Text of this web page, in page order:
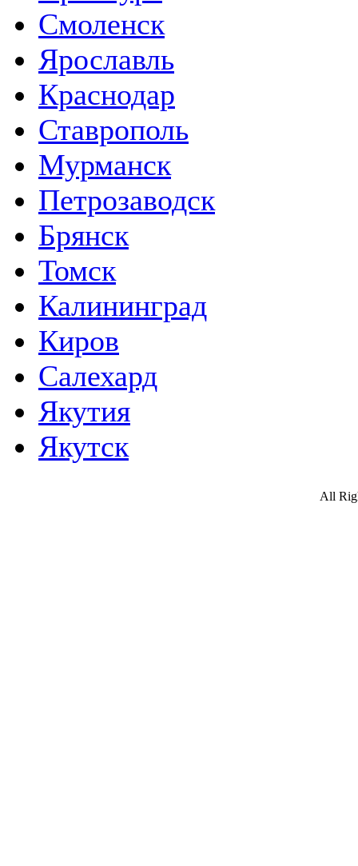
Смоленск
Ярославль
Краснодар
Ставрополь
Мурманск
Петрозаводск
Брянск
Томск
Калининград
Киров
Салехард
Якутия
Якутск
All